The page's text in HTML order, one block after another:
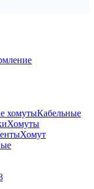
хомутыКабельные
Хомуты
Хомут